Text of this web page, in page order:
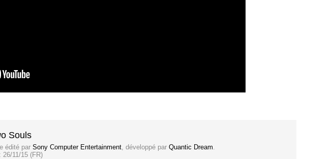
Souls
édité par Sony Computer Entertainment, développé par Quantic Dream.
26/11/15 (FR)